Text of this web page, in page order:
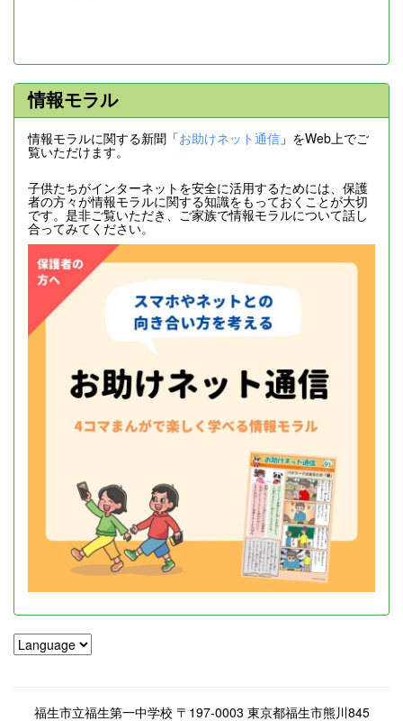
情報モラル
情報モラルに関する新聞「お助けネット通信 」をWeb上でご
覧いただけます。
子供たちがインターネットを安全に活用するためには、保護
者の方々が情報モラルに関する知識をもっておくことが大切
です。是非ご覧いただき、ご家族で情報モラルについて話し
合ってみてください。
福生市立福生第一中学校 〒197-0003 東京都福生市熊川845